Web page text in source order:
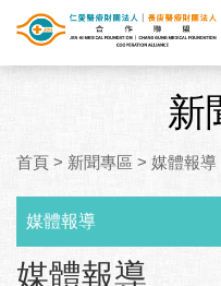
新
首頁 > 新聞專區 > 媒體報導
媒體報導
:::
媒體報導